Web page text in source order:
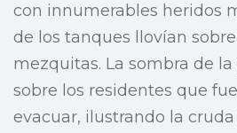
con innumerables heridos
de los tanques llovían
mezquitas. La sombra de
sobre los residentes que
evacuar, ilustrando la